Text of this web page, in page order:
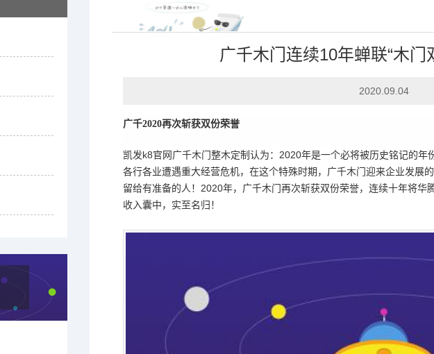
广千木门连续10年蝉联“木门
2020.09.04
广千2020再次斩获双份荣誉
凯发k8官网广千木门整木定制认为：2020年是一个必将被历史铭记的
各行各业遭遇重大经营危机，在这个特殊时期，广千木门迎来企业发展
留给有准备的人！2020年，广千木门再次斩获双份荣誉，连续十年将华
收入囊中，实至名归！